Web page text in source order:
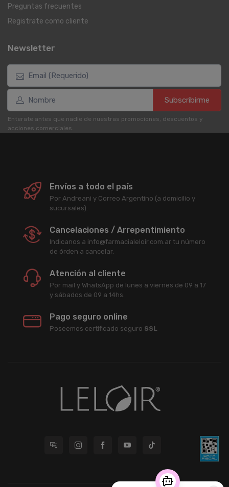
Preguntas frecuentes
Registrate como cliente
Newsletter
Subscribirme
Enterate antes que nadie de nuestras promociones, descuentos y
acciones comerciales.
Envíos a todo el país
Por Andreani y Correo Argentino (a domicilio y
sucursales).
Cancelaciones / Arrepentimiento
Indicanos a info@farmacialeloir.com.ar tu número
de órden a cancelar.
Atención al cliente
Por mail y WhatsApp de lunes a viernes de 09 a 17
y sábados de 09 a 14hs.
Pago seguro online
Poseemos certificado seguro SSL